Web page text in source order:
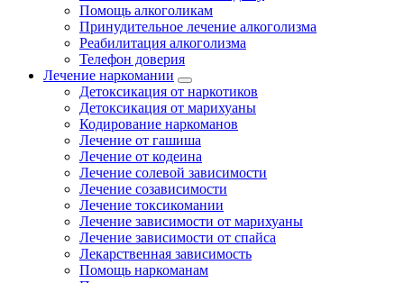
Помощь алкоголикам
Принудительное лечение алкоголизма
Реабилитация алкоголизма
Телефон доверия
Лечение наркомании
Детоксикация от наркотиков
Детоксикация от марихуаны
Кодирование наркоманов
Лечение от гашиша
Лечение от кодеина
Лечение солевой зависимости
Лечение созависимости
Лечение токсикомании
Лечение зависимости от марихуаны
Лечение зависимости от спайса
Лекарственная зависимость
Помощь наркоманам